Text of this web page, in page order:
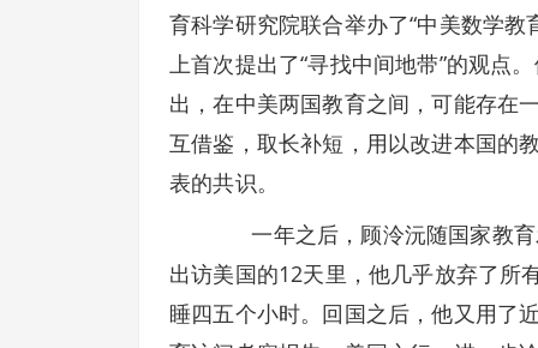
育科学研究院联合举办了“中美数学
上首次提出了“寻找中间地带”的观点
出，在中美两国教育之间，可能存在
互借鉴，取长补短，用以改进本国的
表的共识。
一年之后，顾泠沅随国家教育
出访美国的12天里，他几乎放弃了所
睡四五个小时。回国之后，他又用了